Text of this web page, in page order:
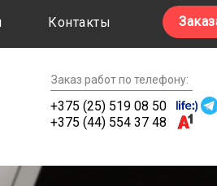
Контакты
Заказ работ по телефону:
+375 (25) 519 08 50
+375 (44) 554 37 48